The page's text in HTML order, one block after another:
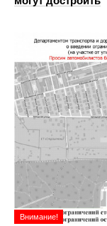
Внимание!